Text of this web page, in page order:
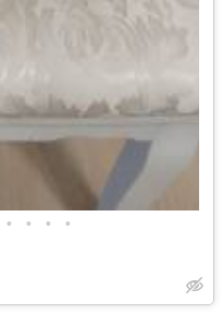
• • • •